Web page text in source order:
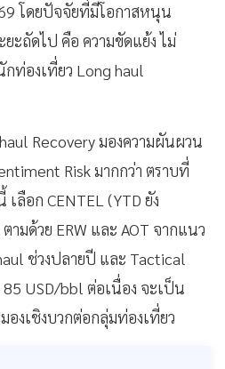
โดยปัจจัยที่มีโอกาสหนุน
ะถัดไป คือ ความขัดแย้ง ไม่
ท่องเที่ยว Long haul
Recovery มองความผันผวน
Risk มากกว่า ตราบที่
ลือก CENTEL (YTD ยัง
ามด้วย ERW และ AOT จากแนว
ช่วงปลายปี และ Tactical
USD/bbl ต่อเนื่อง จะเป็น
งเชิงบวกต่อกลุ่มท่องเที่ยว